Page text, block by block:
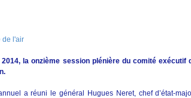
de l'air
la onzième session plénière du comité exécutif
a réuni le général Hugues Neret, chef d’état-